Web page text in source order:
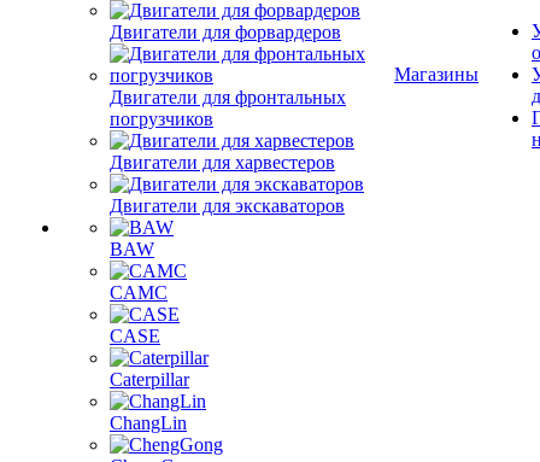
Двигатели для форвардеров
Двигатели для фронтальных
погрузчиков
Двигатели для харвестеров
Двигатели для экскаваторов
BAW
CAMC
CASE
Caterpillar
ChangLin
Как